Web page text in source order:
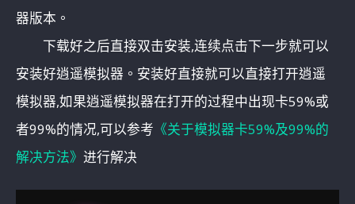
器版本。
下载好之后直接双击安装,连续点击下一步就可以
安装好逍遥模拟器。安装好直接就可以直接打开逍遥
模拟器,如果逍遥模拟器在打开的过程中出现卡59%或
者99%的情况,可以参考 《关于模拟器卡59%及99%的
解决方法》进行解决